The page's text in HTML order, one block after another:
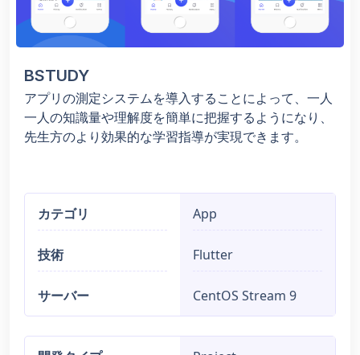
BSTUDY
アプリの測定システムを導入することによって、一人
一人の知識量や理解度を簡単に把握するようになり、
先生方のより効果的な学習指導が実現できます。
カテゴリ App
技術 Flutter
サーバー CentOS Stream 9